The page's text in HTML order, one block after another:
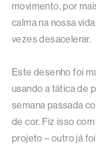
movimento, por
calma na nossa
vezes desacelerar.
Este desenho foi
usando a tática de
semana passada
de cor. Fiz isso
projeto – outro já